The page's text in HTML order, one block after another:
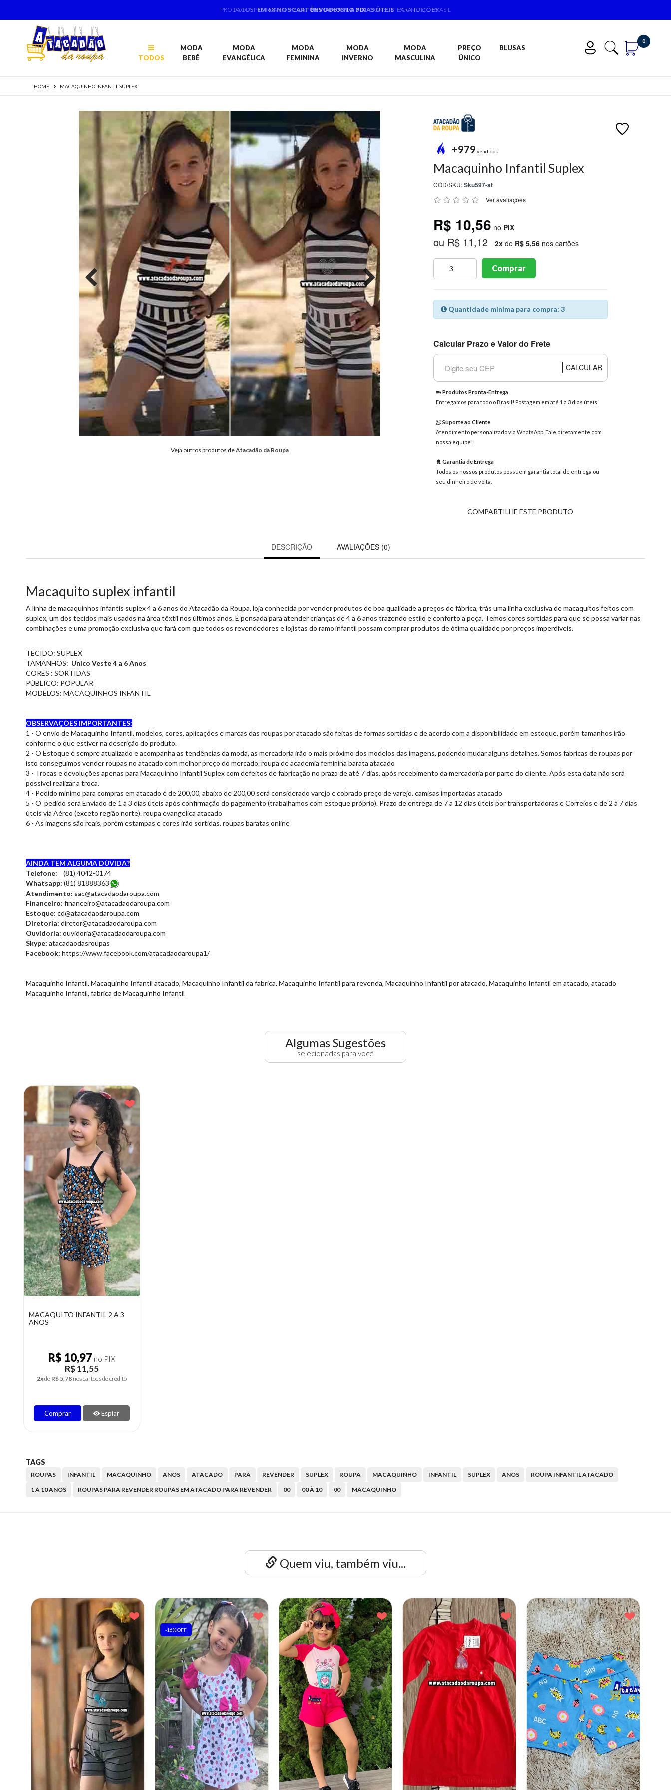
PAGUE EM 6X NOS CARTÕES OU 5% NO PIX CONSULTE CONDIÇÕES
TODOS
MODA
BEBÊ
MODA
EVANGÉLICA
MODA
FEMININA
MODA
INVERNO
MODA
MASCULINA
PREÇO
ÚNICO
BLUSAS
0
HOME MACAQUINHO INFANTIL SUPLEX
Veja outros produtos deAtacadão da Roupa
+979 vendidos
Macaquinho Infantil Suplex
CÓD/SKU:Sku597-at
Ver avaliações
R$ 10,56 no PIX
ou R$ 11,12 2xde R$ 5,56nos cartões
Comprar
Quantidade mínima para compra: 3
Calcular Prazo e Valor do Frete
CALCULAR
Produtos Pronta-Entrega
Entregamos para todo o Brasil! Postagem em até 1 a 3 dias úteis.
Suporte ao Cliente
Atendimento personalizado via WhatsApp. Fale diretamente com
nossa equipe!
Garantia de Entrega
Todos os nossos produtos possuem garantia total de entrega ou
seu dinheiro de volta.
COMPARTILHE ESTE PRODUTO
DESCRIÇÃO AVALIAÇÕES (0)
Macaquito suplex infantil
A linha de macaquinhos infantis suplex 4 a 6 anos do Atacadão da Roupa, loja conhecida por vender produtos de boa qualidade a preços de fábrica, trás uma linha exclusiva de macaquitos feitos com
suplex, um dos tecidos mais usados na área têxtil nos últimos anos. É pensada para atender crianças de 4 a 6 anos trazendo estilo e conforto a peça. Temos cores sortidas para que se possa variar nas
combinações e uma promoção exclusiva que fará com que todos os revendedores e lojistas do ramo infantil possam comprar produtos de ótima qualidade por preços imperdíveis.
TECIDO: SUPLEX
TAMANHOS: Unico Veste 4 a 6 Anos
CORES : SORTIDAS
PÚBLICO: POPULAR
MODELOS: MACAQUINHOS INFANTIL
OBSERVAÇÕES IMPORTANTES:
1 - O envio de Macaquinho Infantil, modelos, cores, aplicações e marcas das roupas por atacado são feitas de formas sortidas e de acordo com a disponibilidade em estoque, porém tamanhos irão
conforme o que estiver na descrição do produto.
2 - O Estoque é sempre atualizado e acompanha as tendências da moda, as mercadoria irão o mais próximo dos modelos das imagens, podendo mudar alguns detalhes. Somos fabricas de roupas por
isto conseguimos vender roupas no atacado com melhor preço do mercado. roupa de academia feminina barata atacado
3 - Trocas e devoluções apenas para Macaquinho Infantil Suplex com defeitos de fabricação no prazo de até 7 dias. após recebimento da mercadoria por parte do cliente. Após esta data não será
possível realizar a troca.
4 - Pedido mínimo para compras em atacado é de 200,00, abaixo de 200,00 será considerado varejo e cobrado preço de varejo. camisas importadas atacado
5 - O pedido será Enviado de 1 à 3 dias úteis após confirmação do pagamento (trabalhamos com estoque próprio). Prazo de entrega de 7 a 12 dias úteis por transportadoras e Correios e de 2 à 7 dias
úteis via Aéreo (exceto região norte). roupa evangelica atacado
6 - As imagens são reais, porém estampas e cores irão sortidas. roupas baratas online
AINDA TEM ALGUMA DÚVIDA?
Telefone: (81) 4042-0174
Whatsapp: (81) 81888363
Atendimento: sac@atacadaodaroupa.com
Financeiro: financeiro@atacadaodaroupa.com
Estoque: cd@atacadaodaroupa.com
Diretoria: diretor@atacadaodaroupa.com
Ouvidoria: ouvidoria@atacadaodaroupa.com
Skype: atacadaodasroupas
Facebook: https://www.facebook.com/atacadaodaroupa1/
Macaquinho Infantil, Macaquinho Infantil atacado, Macaquinho Infantil da fabrica, Macaquinho Infantil para revenda, Macaquinho Infantil por atacado, Macaquinho Infantil em atacado, atacado
Macaquinho Infantil, fabrica de Macaquinho Infantil
Algumas Sugestões
selecionadas para você
MACAQUITO INFANTIL 2 A 3
ANOS
R$ 10,97 no PIX
R$ 11,55
2xde R$ 5,78 nos cartões de crédito
Comprar Espiar
TAGS
ROUPAS INFANTIL MACAQUINHO ANOS ATACADO PARA REVENDER SUPLEX ROUPA MACAQUINHO INFANTIL SUPLEX ANOS
ROUPA INFANTIL ATACADO
1 A 10 ANOS
ROUPAS PARA REVENDER ROUPAS EM ATACADO PARA REVENDER 00 00 À 10 00 MACAQUINHO
Quem viu, também viu...
-16% OFF